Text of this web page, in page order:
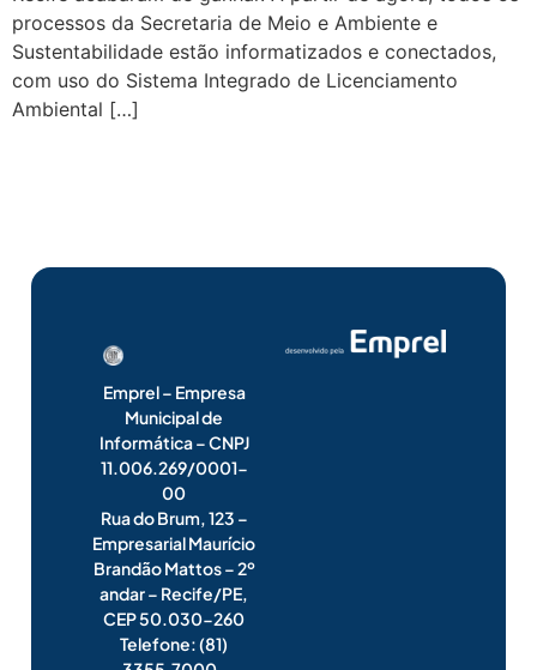
processos da Secretaria de Meio e Ambiente e
Sustentabilidade estão informatizados e conectados,
com uso do Sistema Integrado de Licenciamento
Ambiental […]
Emprel – Empresa
Municipal de
Informática – CNPJ
11.006.269/0001-
00
Rua do Brum, 123 –
Empresarial Maurício
Brandão Mattos – 2º
andar – Recife/PE,
CEP 50.030-260
Telefone: (81)